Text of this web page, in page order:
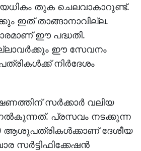
തുക ചെലവാകാറുണ്ട്.
ഇത് താങ്ങാനാവില്ല.
ഈ പദ്ധതി.
ഈ സേവനം
നിര്‍ദേശം
സര്‍ക്കാര്‍ വലിയ
പ്രസവം നടക്കുന്ന
ആശുപത്രികള്‍ക്കാണ് ദേശീയ
സര്‍ട്ടിഫിക്കേഷന്‍